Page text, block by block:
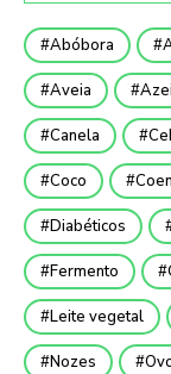
Abóbora
Aveia
Canela
Coco
Diabéticos
Fermento
Leite vegetal
Nozes